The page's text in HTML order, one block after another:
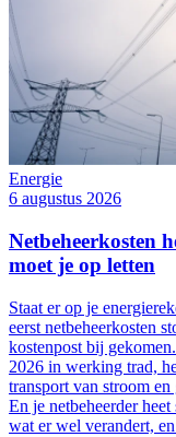
Energie
6 augustus 2026
Netbeheerkosten
moet je op letten
Staat er op je
eerst netbeheerkosten
kostenpost bij
2026 in werking trad,
transport van stroom en
En je netbeheerder
wat er wel verandert,